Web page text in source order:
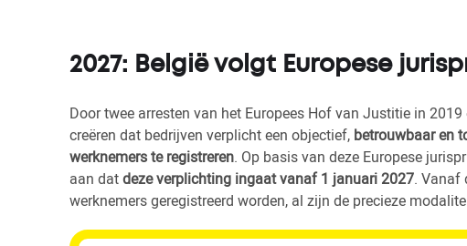
2027: België volgt Europese
Door twee arresten van het Europees Hof van Justitie in
creëren dat bedrijven verplicht een objectief, betrouwbaar en
werknemers te registreren. Op basis van deze Europese
aan datdeze verplichting ingaat vanaf 1 januari 2027. Vanaf
werknemers geregistreerd worden, al zijn de precieze